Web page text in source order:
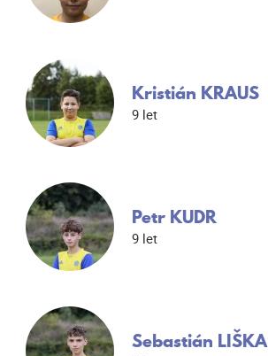
Kristián KRAUS
9 let
Petr KUDR
9 let
Sebastián LIŠKA